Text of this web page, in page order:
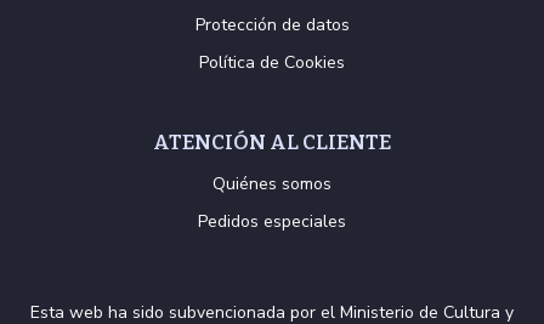
Protección de datos
Política de Cookies
ATENCIÓN AL CLIENTE
Quiénes somos
Pedidos especiales
Esta web ha sido subvencionada por el Ministerio de Cultura y